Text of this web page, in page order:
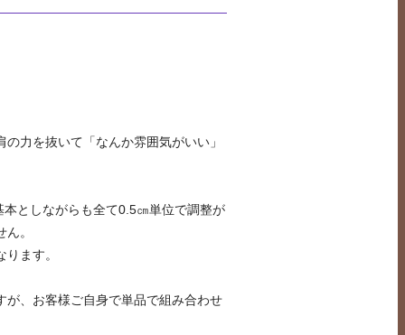
力を抜いて「なんか雰囲気がいい」
としながらも全て0.5㎝単位で調整が
。
ます。
、お客様ご自身で単品で組み合わせ